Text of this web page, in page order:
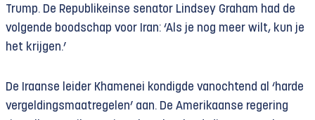
Trump. De Republikeinse senator Lindsey Graham had de
volgende boodschap voor Iran: ‘Als je nog meer wilt, kun je
het krijgen.’
De Iraanse leider Khamenei kondigde vanochtend al ‘harde
vergeldingsmaatregelen’ aan. De Amerikaanse regering